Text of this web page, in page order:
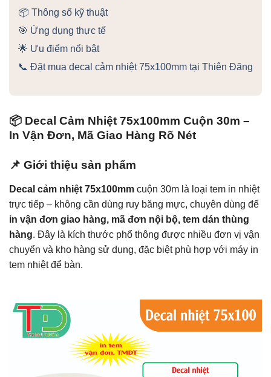
📦 Thông số kỹ thuật
🎯 Ứng dụng thực tế
🌟 Ưu điểm nổi bật
📞 Đặt mua decal cảm nhiệt 75x100mm tại Thiên Đăng
📦 Decal Cảm Nhiệt 75x100mm Cuộn 30m –
In Vận Đơn, Mã Giao Hàng Rõ Nét
📌 Giới thiệu sản phẩm
Decal cảm nhiệt 75x100mm cuộn 30m là loại tem in nhiệt
trực tiếp – không cần dùng ruy băng mực, chuyên dùng để
in vận đơn giao hàng, mã đơn nội bộ, tem dán thùng
hàng. Đây là kích thước phổ thông được nhiều đơn vị vận
chuyển và kho hàng sử dụng, đặc biệt phù hợp với máy in
tem nhiệt để bàn.